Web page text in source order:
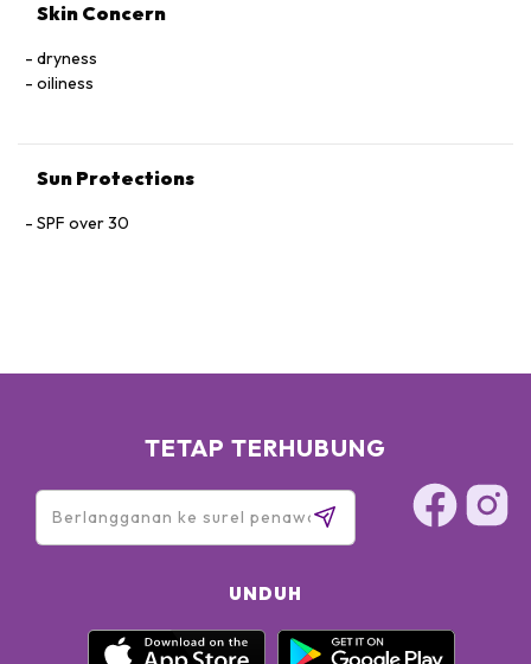
Skin Concern
dryness
oiliness
Sun Protections
SPF over 30
TETAP TERHUBUNG
UNDUH